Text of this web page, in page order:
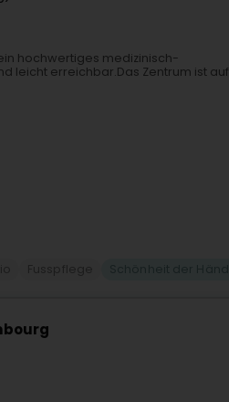
hochwertiges medizinisch-
leicht erreichbar.Das Zentrum ist auf